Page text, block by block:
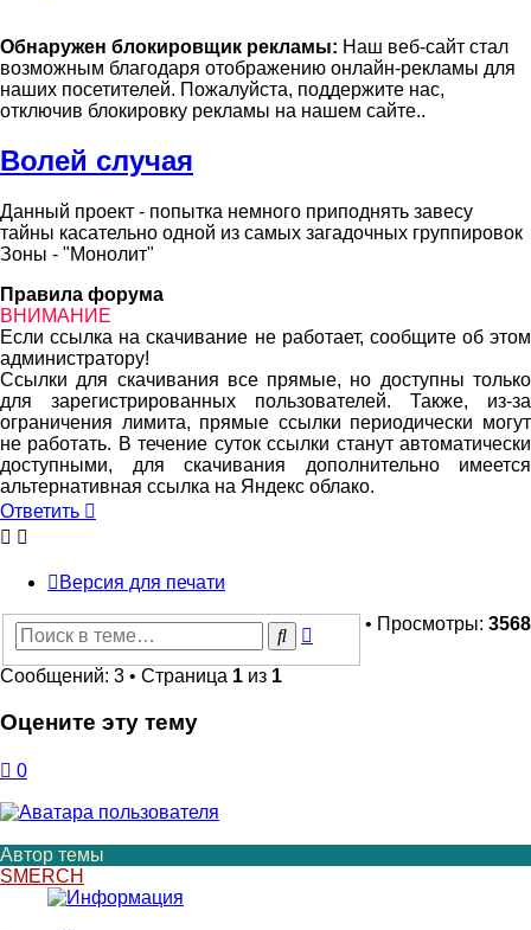
Обнаружен блокировщик рекламы: Наш веб-сайт стал
возможным благодаря отображению онлайн-рекламы для
наших посетителей. Пожалуйста, поддержите нас,
отключив блокировку рекламы на нашем сайте..
Волей случая
Данный проект - попытка немного приподнять завесу
тайны касательно одной из самых загадочных группировок
Зоны - "Монолит"
Правила форума
ВНИМАНИЕ
Если ссылка на скачивание не работает, сообщите об этом
администратору!
Ссылки для скачивания все прямые, но доступны только
для зарегистрированных пользователей. Также, из-за
ограничения лимита, прямые ссылки периодически могут
не работать. В течение суток ссылки станут автоматически
доступными, для скачивания дополнительно имеется
альтернативная ссылка на Яндекс облако.
Ответить
Версия для печати
• Просмотры: 3568
ПоискРасширенный
Сообщений: 3 • Страница 1 из 1
Оцените эту тему
0
Автор темы
SMERCH